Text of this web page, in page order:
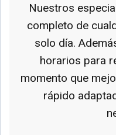
Nuestros
completo de
solo día.
horarios para
momento que
rápido